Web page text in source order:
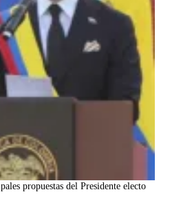
propuestas del Presidente electo